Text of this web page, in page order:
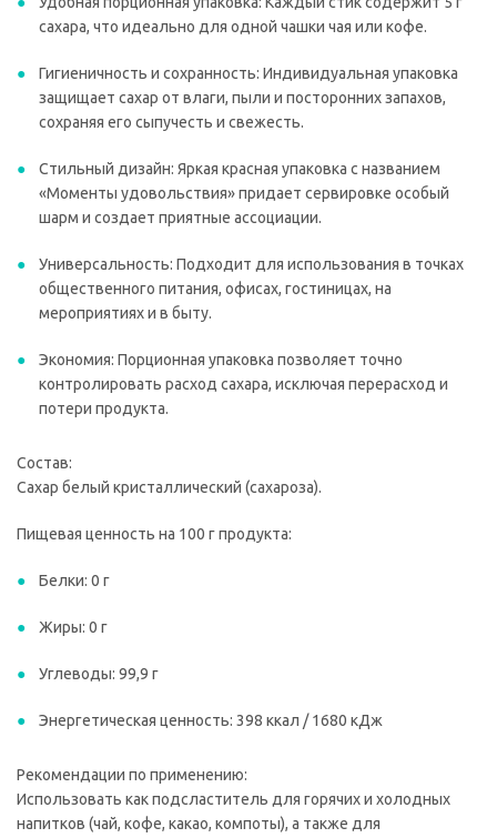
сахара, что идеально для одной чашки чая или кофе.
Гигиеничность и сохранность: Индивидуальная упаковка
защищает сахар от влаги, пыли и посторонних запахов,
сохраняя его сыпучесть и свежесть.
Стильный дизайн: Яркая красная упаковка с названием
«Моменты удовольствия» придает сервировке особый
шарм и создает приятные ассоциации.
Универсальность: Подходит для использования в точках
общественного питания, офисах, гостиницах, на
мероприятиях и в быту.
Экономия: Порционная упаковка позволяет точно
контролировать расход сахара, исключая перерасход и
потери продукта.
Состав:
Сахар белый кристаллический (сахароза).
Пищевая ценность на 100 г продукта:
Белки: 0 г
Жиры: 0 г
Углеводы: 99,9 г
Энергетическая ценность: 398 ккал / 1680 кДж
Рекомендации по применению:
Использовать как подсластитель для горячих и холодных
напитков (чай, кофе, какао, компоты), а также для